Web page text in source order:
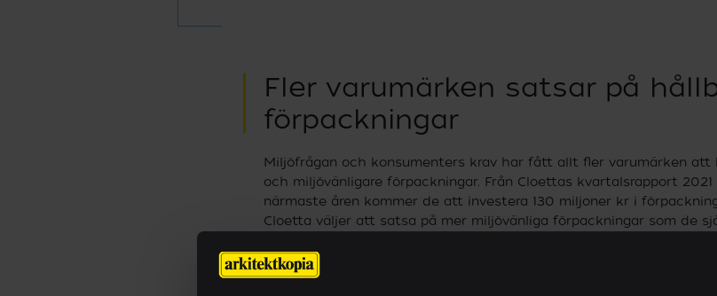
Fler varumärken satsar på
förpackningar
Miljöfrågan och konsumenters krav har fått allt fler varumärken
och miljövänligare förpackningar. Från Cloettas kvartalsrapport
närmaste åren kommer de att investera 130 miljoner kr i
Cloetta väljer att satsa på mer miljövänliga förpackningar som de
förpackningar. Cloetta har som mål att alla deras förpackningar ska
att allt fler förpackningsmaterial ska vara 100 procent från